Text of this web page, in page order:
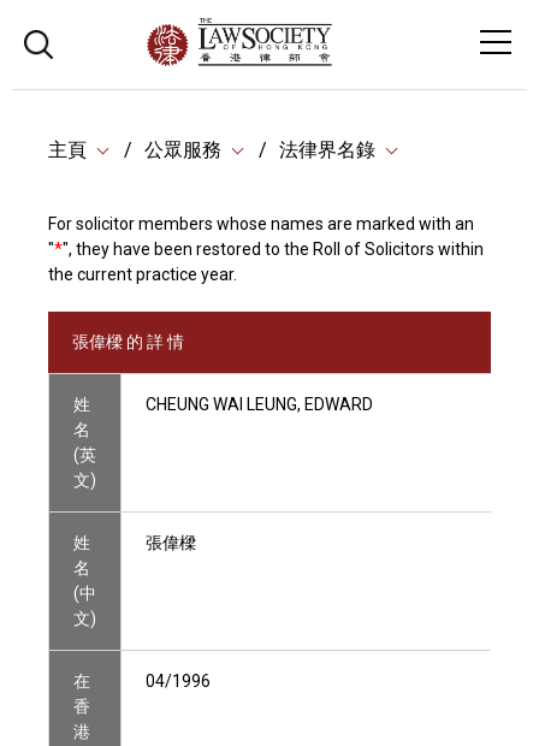
主頁 公眾服務 法律界名錄
For solicitor members whose names are marked with an
"*", they have been restored to the Roll of Solicitors within
the current practice year.
張偉樑 的 詳 情
姓
名
(英
文)
CHEUNG WAI LEUNG, EDWARD
姓
名
(中
文)
張偉樑
在
香
港
04/1996